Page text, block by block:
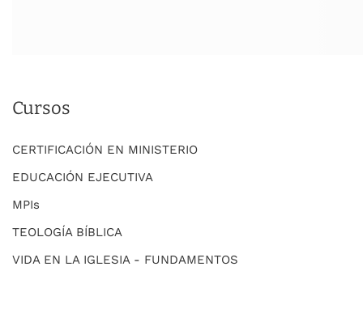
Cursos
CERTIFICACIÓN EN MINISTERIO
EDUCACIÓN EJECUTIVA
MPIs
TEOLOGÍA BÍBLICA
VIDA EN LA IGLESIA - FUNDAMENTOS